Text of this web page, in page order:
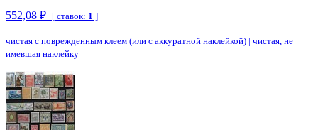
552,08 ₽ [ ставок: 1 ]
чистая с поврежденным клеем (или с аккуратной наклейкой) | чистая, не
имевшая наклейку